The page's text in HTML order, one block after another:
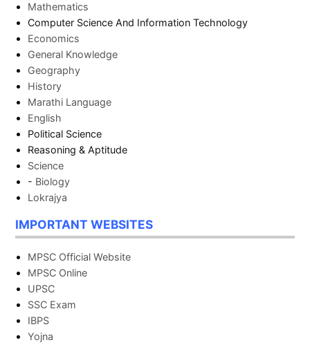
Mathematics
Computer Science And Information Technology
Economics
General Knowledge
Geography
History
Marathi Language
English
Political Science
Reasoning & Aptitude
Science
- Biology
Lokrajya
IMPORTANT WEBSITES
MPSC Official Website
MPSC Online
UPSC
SSC Exam
IBPS
Yojna